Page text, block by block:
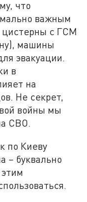
что
важным
цистерны с ГСМ
машины
эвакуации.
в
на
Не секрет,
войны мы
СВО.
по Киеву
– буквально